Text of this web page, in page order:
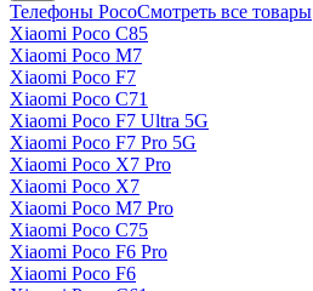
Телефоны PocoСмотреть все товары
Xiaomi Poco C85
Xiaomi Poco M7
Xiaomi Poco F7
Xiaomi Poco C71
Xiaomi Poco F7 Ultra 5G
Xiaomi Poco F7 Pro 5G
Xiaomi Poco X7 Pro
Xiaomi Poco X7
Xiaomi Poco M7 Pro
Xiaomi Poco C75
Xiaomi Poco F6 Pro
Xiaomi Poco F6